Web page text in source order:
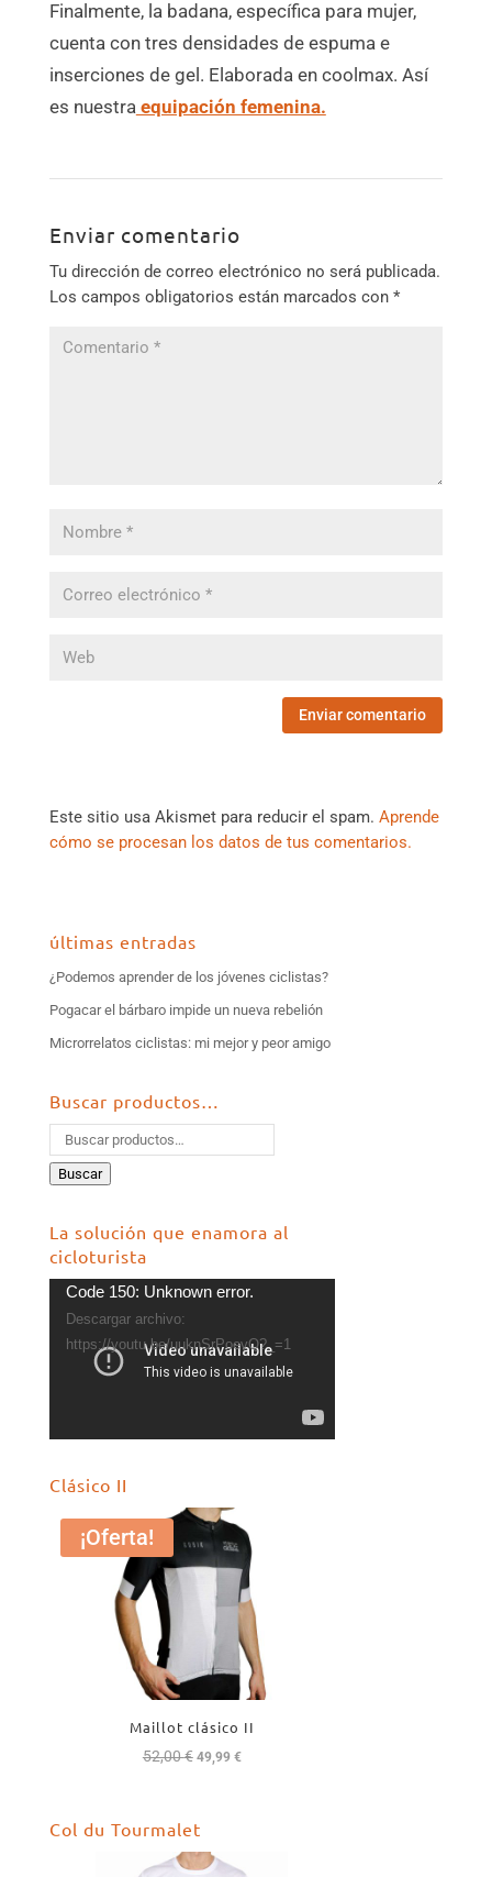
Finalmente, la badana, específica para mujer,
cuenta con tres densidades de espuma e
inserciones de gel. Elaborada en coolmax. Así
es nuestra equipación femenina.
Enviar comentario
Tu dirección de correo electrónico no será publicada.
Los campos obligatorios están marcados con *
Este sitio usa Akismet para reducir el spam. Aprende
cómo se procesan los datos de tus comentarios.
últimas entradas
¿Podemos aprender de los jóvenes ciclistas?
Pogacar el bárbaro impide un nueva rebelión
Microrrelatos ciclistas: mi mejor y peor amigo
Buscar productos…
Buscar
La solución que enamora al
cicloturista
Reproductor
vídeo
Code 150: Unknown error.
Descargar archivo:
https://youtu.be/uuknSrPoevQ?_=1
Clásico II
¡Oferta!
Maillot clásico II
52,00€ El
era:
52,00 €.
49,99 €El
Col du Tourmalet